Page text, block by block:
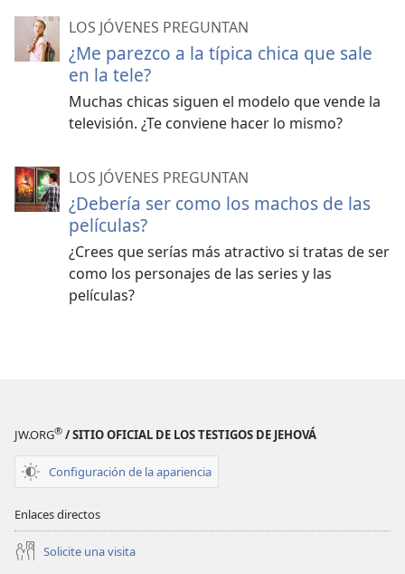
LOS JÓVENES PREGUNTAN
¿Me parezco a la típica chica que sale
en la tele?
Muchas chicas siguen el modelo que vende la
televisión. ¿Te conviene hacer lo mismo?
LOS JÓVENES PREGUNTAN
¿Debería ser como los machos de las
películas?
¿Crees que serías más atractivo si tratas de ser
como los personajes de las series y las
películas?
JW.ORG® / SITIO OFICIAL DE LOS TESTIGOS DE JEHOVÁ
Configuración de la apariencia
Enlaces directos
Solicite una visita